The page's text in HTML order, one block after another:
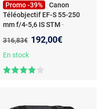
Promo -39%
Canon
Téléobjectif EF-S 55-250
mm f/4-5,6 IS STM -
f/4-5,6 IS STM
Ancien prix :
316,83€ Nouveau prix :
192,00€
En stock